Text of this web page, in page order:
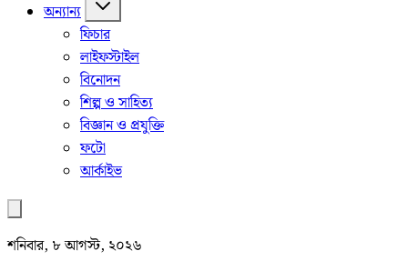
অন্যান্য
ফিচার
লাইফস্টাইল
বিনোদন
শিল্প ও সাহিত্য
বিজ্ঞান ও প্রযুক্তি
ফটো
আর্কাইভ
শনিবার, ৮ আগস্ট, ২০২৬